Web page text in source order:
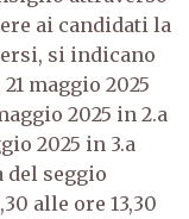
ai candidati la
si indicano
maggio 2025
2025 in 2.a
2025 in 3.a
del seggio
alle ore 13,30